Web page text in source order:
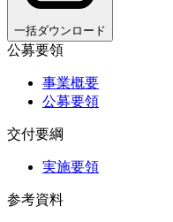
一括ダウンロード
公募要領
事業概要
公募要領
交付要綱
実施要領
参考資料